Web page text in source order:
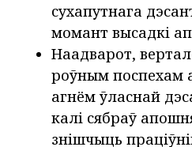
сухапутнага
момант высадкі
Наадварот,
роўным поспехам
агнём ўласнай
калі сябраў
знішчыць